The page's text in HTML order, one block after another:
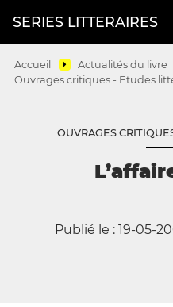
SERIES LITTERAIRES
Accueil
Actualités du livre
Ouvrages critiques - Etudes
OUVRAGES
Publié le : 19-05-